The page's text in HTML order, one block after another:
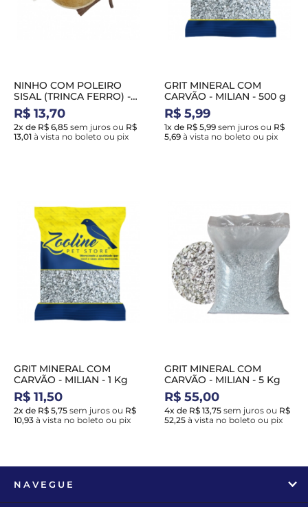
NINHO COM POLEIRO
SISAL (TRINCA FERRO) -
HADASSA NH40
R$ 13,70
2x de R$ 6,85 sem juros ou R$
13,01 à vista no boleto ou pix
GRIT MINERAL COM
CARVÃO - MILIAN - 500 g
R$ 5,99
1x de R$ 5,99 sem juros ou R$
5,69 à vista no boleto ou pix
GRIT MINERAL COM
CARVÃO - MILIAN - 1 Kg
R$ 11,50
2x de R$ 5,75 sem juros ou R$
10,93 à vista no boleto ou pix
GRIT MINERAL COM
CARVÃO - MILIAN - 5 Kg
R$ 55,00
4x de R$ 13,75 sem juros ou R$
52,25 à vista no boleto ou pix
NAVEGUE